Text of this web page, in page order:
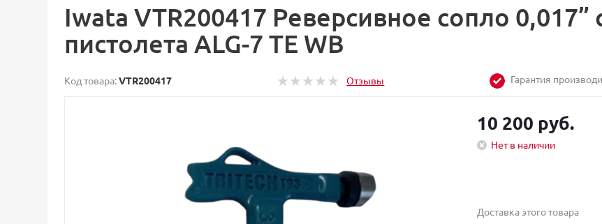
Iwata VTR200417 Реверсивное сопло 0,017”
пистолета ALG-7 TE WB
Код товара:VTR200417 Отзывы Гарантия
10 200 руб.
Нет в наличии
Доставка этого товара